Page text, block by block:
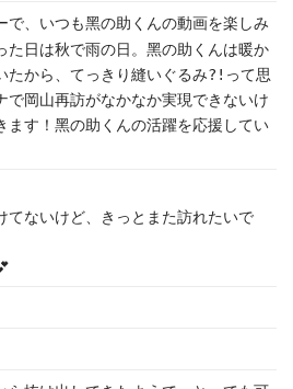
で、いつも黑の助くんの動画を楽しみ
た日は秋で雨の日。黑の助くんは暖か
たから、てっきり縫いぐるみ?!って思
で岡山再訪がなかなか実現できないけ
ます！黑の助くんの活躍を応援してい
てないけど、きっとまた訪れたいで